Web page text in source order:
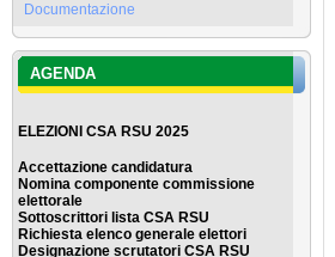
Documentazione
AGENDA
ELEZIONI CSA RSU 2025
Accettazione candidatura
Nomina componente commissione
elettorale
Sottoscrittori lista CSA RSU
Richiesta elenco generale elettori
Designazione scrutatori CSA RSU